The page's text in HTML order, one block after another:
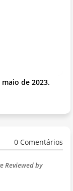
de 2023.
0 Comentários
Reviewed by